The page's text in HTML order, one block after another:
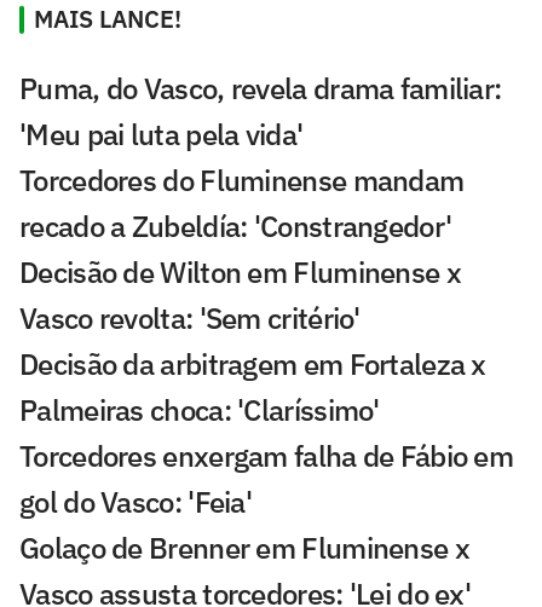
MAIS LANCE!
Puma, do Vasco, revela drama familiar:
'Meu pai luta pela vida'
Torcedores do Fluminense mandam
recado a Zubeldía: 'Constrangedor'
Decisão de Wilton em Fluminense x
Vasco revolta: 'Sem critério'
Decisão da arbitragem em Fortaleza x
Palmeiras choca: 'Claríssimo'
Torcedores enxergam falha de Fábio em
gol do Vasco: 'Feia'
Golaço de Brenner em Fluminense x
Vasco assusta torcedores: 'Lei do ex'